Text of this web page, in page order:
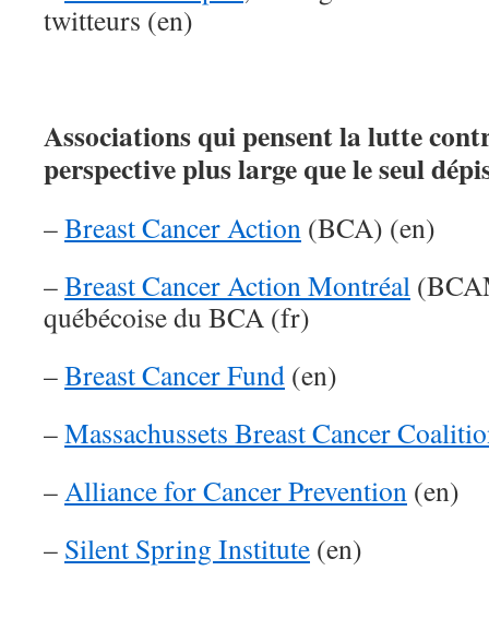
twitteurs (en)
Associations qui pensent la lutte
perspective plus large que le seul
–Breast Cancer Action (BCA) (en)
–Breast Cancer Action Montréal
québécoise du BCA (fr)
–Breast Cancer Fund (en)
–Massachussets Breast Cancer
–Alliance for Cancer Prevention (en)
– Silent Spring Institute (en)